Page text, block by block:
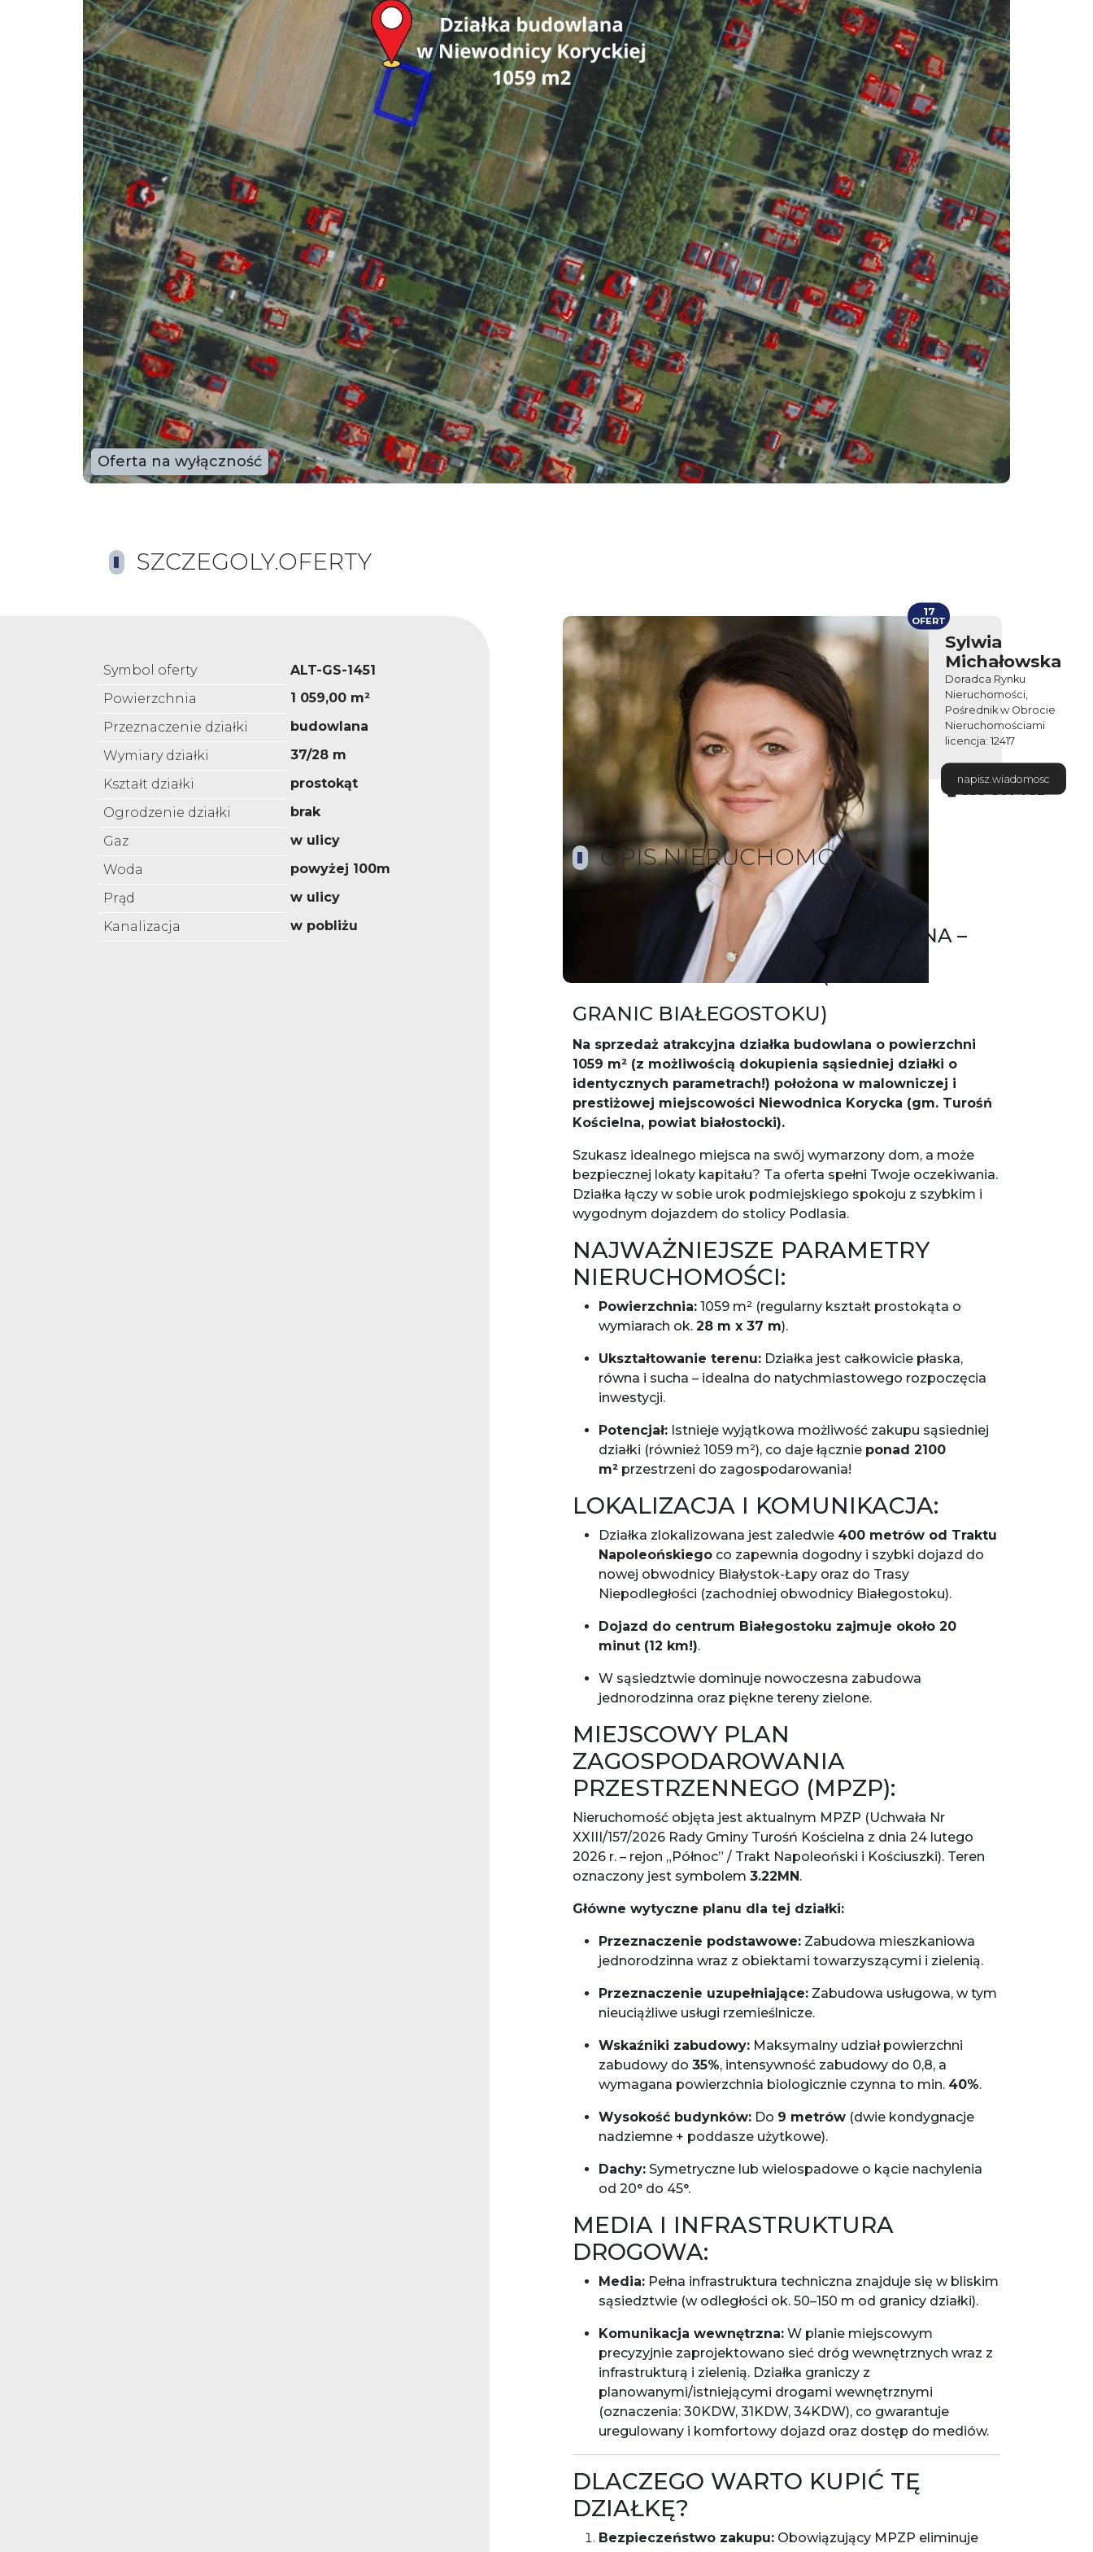
Oferta na wyłączność
SZCZEGOLY.OFERTY
Symbol oferty
ALT-GS-1451
Powierzchnia
1 059,00 m²
Przeznaczenie działki
budowlana
Wymiary działki
37/28 m
Kształt działki
prostokąt
Ogrodzenie działki
brak
Gaz
w ulicy
Woda
powyżej 100m
Prąd
w ulicy
Kanalizacja
w pobliżu
Sylwia
Michałowska
Doradca Rynku
Nieruchomości,
Pośrednik w Obrocie
Nieruchomościami
licencja: 12417
533 301 732
533-301-732
napisz.wiadomosc
17
OFERT
OPIS.NIERUCHOMOSCI
WYJĄTKOWA DZIAŁKA BUDOWLANA –
NIEWODNICA KORYCKA (6 KM OD
GRANIC BIAŁEGOSTOKU)
Na sprzedaż atrakcyjna działka budowlana o powierzchni
1059 m² (z możliwością dokupienia sąsiedniej działki o
identycznych parametrach!) położona w malowniczej i
prestiżowej miejscowości Niewodnica Korycka (gm. Turośń
Kościelna, powiat białostocki).
Szukasz idealnego miejsca na swój wymarzony dom, a może
bezpiecznej lokaty kapitału? Ta oferta spełni Twoje oczekiwania.
Działka łączy w sobie urok podmiejskiego spokoju z szybkim i
wygodnym dojazdem do stolicy Podlasia.
NAJWAŻNIEJSZE PARAMETRY
NIERUCHOMOŚCI:
Powierzchnia: 1059 m² (regularny kształt prostokąta o
wymiarach ok. 28 m x 37 m).
Ukształtowanie terenu: Działka jest całkowicie płaska,
równa i sucha – idealna do natychmiastowego rozpoczęcia
inwestycji.
Potencjał: Istnieje wyjątkowa możliwość zakupu sąsiedniej
działki (również 1059 m²), co daje łącznie ponad 2100
m² przestrzeni do zagospodarowania!
LOKALIZACJA I KOMUNIKACJA:
Działka zlokalizowana jest zaledwie 400 metrów od Traktu
Napoleońskiego co zapewnia dogodny i szybki dojazd do
nowej obwodnicy Białystok-Łapy oraz do Trasy
Niepodległości (zachodniej obwodnicy Białegostoku).
Dojazd do centrum Białegostoku zajmuje około 20
minut (12 km!).
W sąsiedztwie dominuje nowoczesna zabudowa
jednorodzinna oraz piękne tereny zielone.
MIEJSCOWY PLAN
ZAGOSPODAROWANIA
PRZESTRZENNEGO (MPZP):
Nieruchomość objęta jest aktualnym MPZP (Uchwała Nr
XXIII/157/2026 Rady Gminy Turośń Kościelna z dnia 24 lutego
2026 r. – rejon „Północ” / Trakt Napoleoński i Kościuszki). Teren
oznaczony jest symbolem 3.22MN .
Główne wytyczne planu dla tej działki:
Przeznaczenie podstawowe: Zabudowa mieszkaniowa
jednorodzinna wraz z obiektami towarzyszącymi i zielenią.
Przeznaczenie uzupełniające: Zabudowa usługowa, w tym
nieuciążliwe usługi rzemieślnicze.
Wskaźniki zabudowy: Maksymalny udział powierzchni
zabudowy do 35%, intensywność zabudowy do 0,8, a
wymagana powierzchnia biologicznie czynna to min. 40%.
Wysokość budynków: Do 9 metrów (dwie kondygnacje
nadziemne + poddasze użytkowe).
Dachy: Symetryczne lub wielospadowe o kącie nachylenia
od 20° do 45°.
MEDIA I INFRASTRUKTURA
DROGOWA:
Media: Pełna infrastruktura techniczna znajduje się w bliskim
sąsiedztwie (w odległości ok. 50–150 m od granicy działki).
Komunikacja wewnętrzna: W planie miejscowym
precyzyjnie zaprojektowano sieć dróg wewnętrznych wraz z
infrastrukturą i zielenią. Działka graniczy z
planowanymi/istniejącymi drogami wewnętrznymi
(oznaczenia: 30KDW, 31KDW, 34KDW), co gwarantuje
uregulowany i komfortowy dojazd oraz dostęp do mediów.
DLACZEGO WARTO KUPIĆ TĘ
DZIAŁKĘ?
Bezpieczeństwo zakupu: Obowiązujący MPZP eliminuje